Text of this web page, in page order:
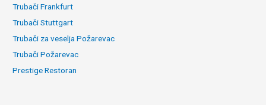
Trubači Frankfurt
Trubači Stuttgart
Trubači za veselja Požarevac
Trubači Požarevac
Prestige Restoran